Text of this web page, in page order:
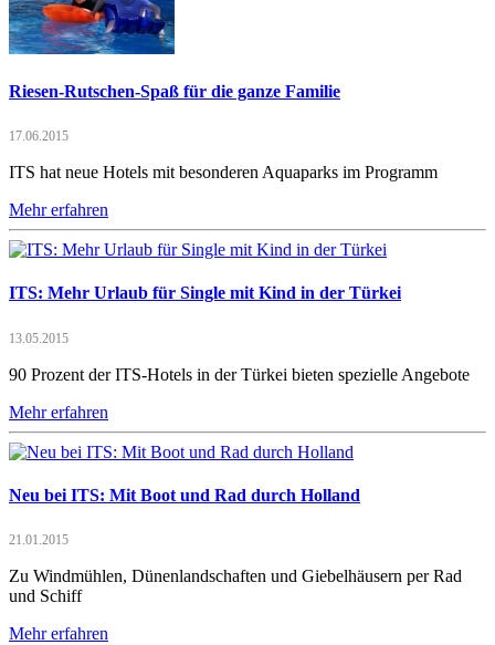
Riesen-Rutschen-Spaß für die ganze Familie
17.06.2015
ITS hat neue Hotels mit besonderen Aquaparks im Programm
Mehr erfahren
ITS: Mehr Urlaub für Single mit Kind in der Türkei
13.05.2015
90 Prozent der ITS-Hotels in der Türkei bieten spezielle Angebote
Mehr erfahren
Neu bei ITS: Mit Boot und Rad durch Holland
21.01.2015
Zu Windmühlen, Dünenlandschaften und Giebelhäusern per Rad
und Schiff
Mehr erfahren